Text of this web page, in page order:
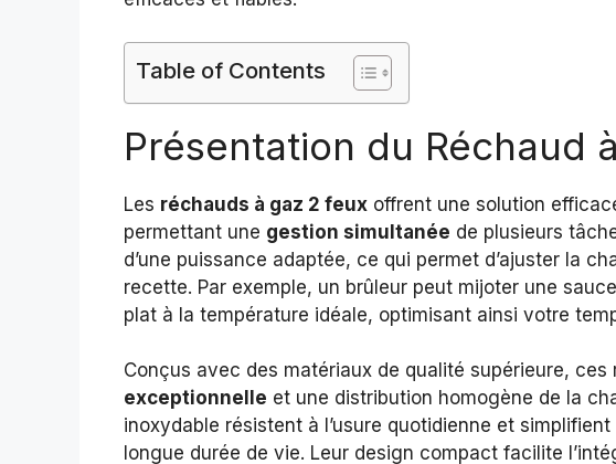
Table of Contents
Présentation du Réchaud
Les réchauds à gaz 2 feux offrent une solution
permettant une gestion simultanée de plusieurs
d’une puissance adaptée, ce qui permet d’ajuster la
recette. Par exemple, un brûleur peut mijoter une
plat à la température idéale, optimisant ainsi votre
Conçus avec des matériaux de qualité supérieure, ces
exceptionnelle et une distribution homogène de la
inoxydable résistent à l’usure quotidienne et
longue durée de vie. Leur design compact facilite